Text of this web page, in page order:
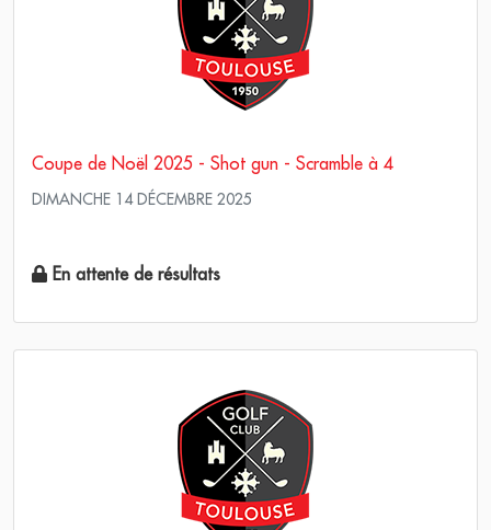
Coupe de Noël 2025 - Shot gun - Scramble à 4
DIMANCHE 14 DÉCEMBRE 2025
En attente de résultats